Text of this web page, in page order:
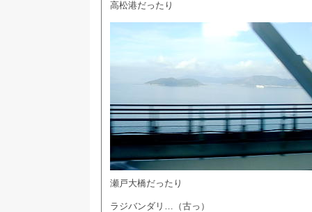
高松港だったり
瀬戸大橋だったり
ラジバンダリ…（古っ）